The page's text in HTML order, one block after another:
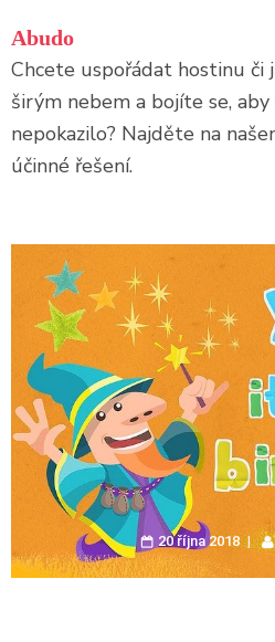
na
obsah
(stiskněte
Enter)
Abudo
Chcete uspořádat hostinu či
širým nebem a bojíte se,
nepokazilo? Najděte na
účinné řešení.
20 října 2018